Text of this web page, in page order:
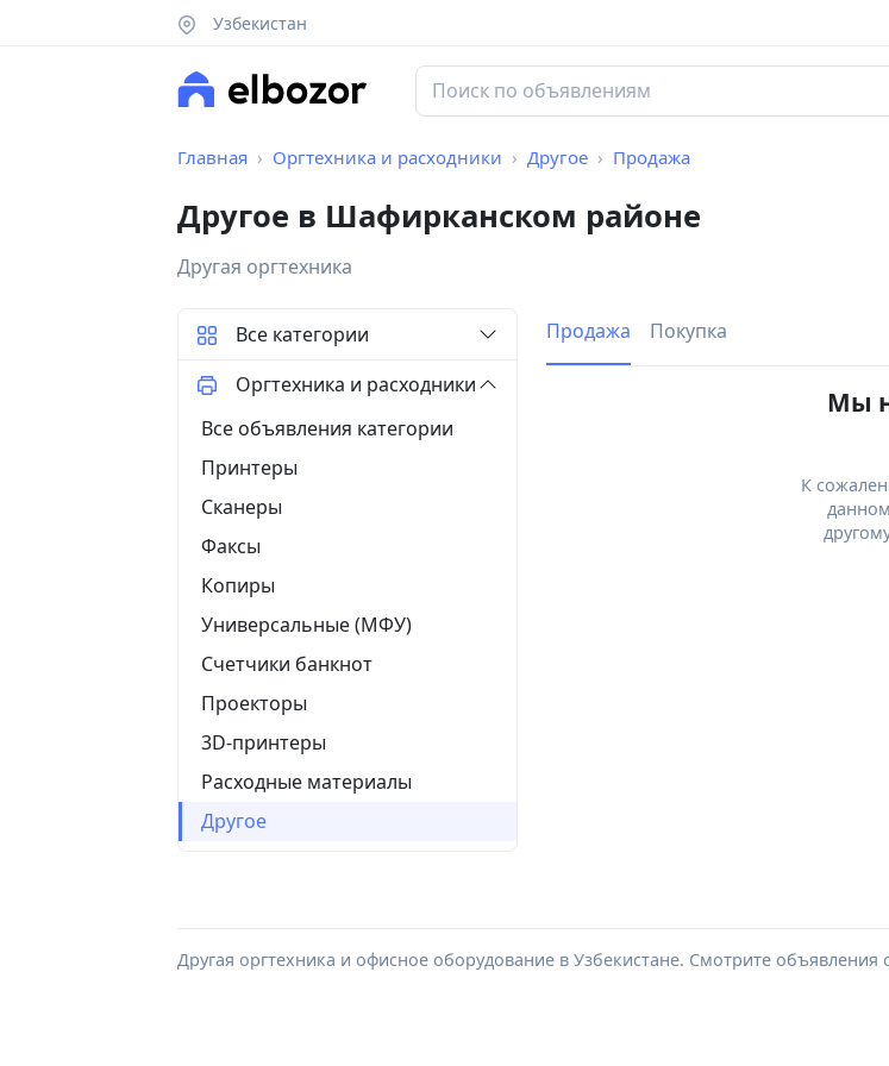
Узбекистан
Главная Оргтехника и расходники Другое Продажа
Другое в Шафирканском районе
Другая оргтехника
Продажа Покупка
Мы
К
Все категории
Оргтехника и расходники
Все объявления категории
Принтеры
Сканеры
Факсы
Копиры
Универсальные (МФУ)
Счетчики банкнот
Проекторы
3D-принтеры
Расходные материалы
Другое
Другая оргтехника и офисное оборудование в Узбекистане. Смотрите объявления